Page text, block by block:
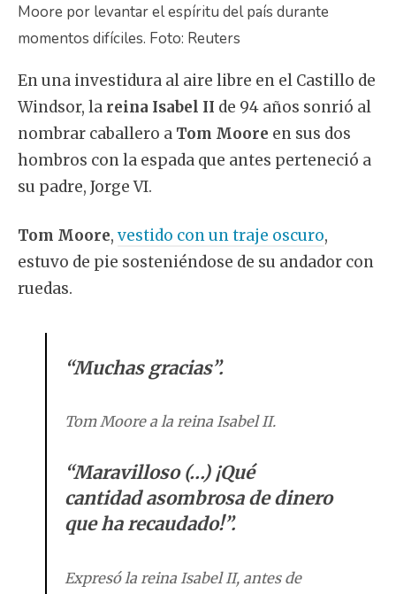
Moore por levantar el espíritu del país durante
momentos difíciles. Foto: Reuters
En una investidura al aire libre en el Castillo de
Windsor, la reina Isabel II de 94 años sonrió al
nombrar caballero a Tom Moore en sus dos
hombros con la espada que antes perteneció a
su padre, Jorge VI.
Tom Moore, vestido con un traje oscuro,
estuvo de pie sosteniéndose de su andador con
ruedas.
“Muchas gracias”.
Tom Moore a la reina Isabel II.
“Maravilloso (…) ¡Qué
cantidad asombrosa de dinero
que ha recaudado!”.
Expresó la reina Isabel II, antes de